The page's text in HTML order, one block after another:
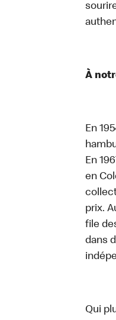
À
En
En
en
prix.
file
dans
Qui